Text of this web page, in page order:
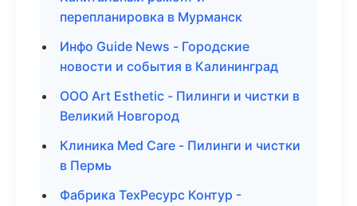
перепланировка в Мурманск
Инфо Guide News - Городские
новости и события в Калининград
ООО Art Esthetic - Пилинги и чистки в
Великий Новгород
Клиника Med Care - Пилинги и чистки
в Пермь
Фабрика ТехРесурс Контур -